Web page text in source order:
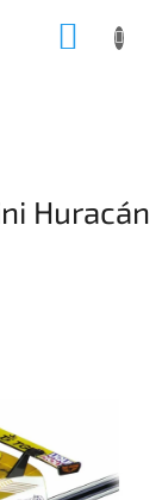
Huracán